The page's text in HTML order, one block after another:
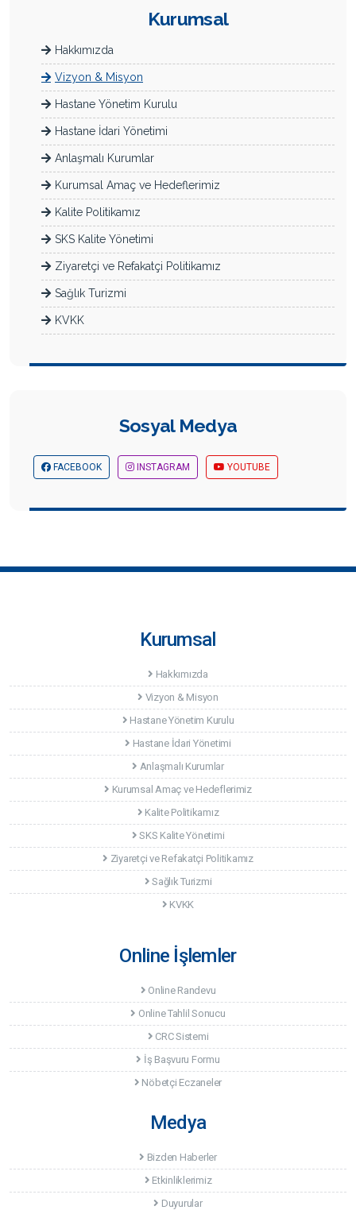
Kurumsal
Hakkımızda
Vizyon & Misyon
Hastane Yönetim Kurulu
Hastane İdari Yönetimi
Anlaşmalı Kurumlar
Kurumsal Amaç ve Hedeflerimiz
Kalite Politikamız
SKS Kalite Yönetimi
Ziyaretçi ve Refakatçi Politikamız
Sağlık Turizmi
KVKK
Sosyal Medya
FACEBOOK INSTAGRAM YOUTUBE
Kurumsal
Hakkımızda
Vizyon & Misyon
Hastane Yönetim Kurulu
Hastane İdari Yönetimi
Anlaşmalı Kurumlar
Kurumsal Amaç ve Hedeflerimiz
Kalite Politikamız
SKS Kalite Yönetimi
Ziyaretçi ve Refakatçi Politikamız
Sağlık Turizmi
KVKK
Online İşlemler
Online Randevu
Online Tahlil Sonucu
CRC Sistemi
İş Başvuru Formu
Nöbetçi Eczaneler
Medya
Bizden Haberler
Etkinliklerimiz
Duyurular